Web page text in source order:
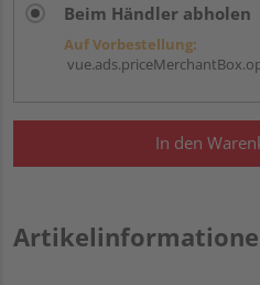
Beim Händler abholen
Auf Vorbestellung:
In den